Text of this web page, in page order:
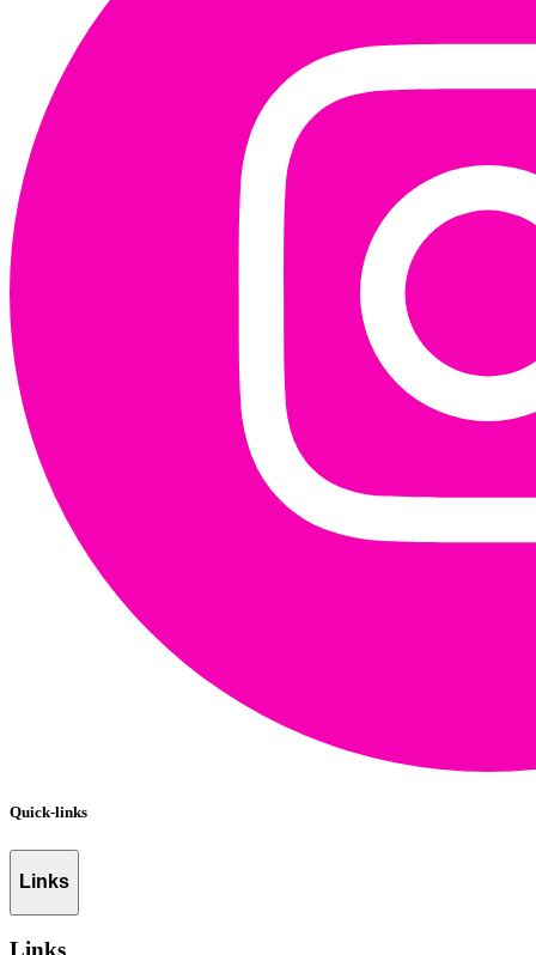
Quick-links
Links